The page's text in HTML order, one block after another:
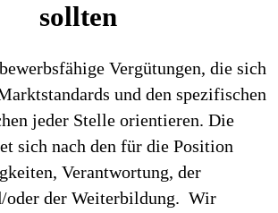
sollten
Vergütungen, die sich
und den spezifischen
jeder Stelle orientieren. Die
sich nach den für die Position
Verantwortung, der
oder der Weiterbildung. Wir